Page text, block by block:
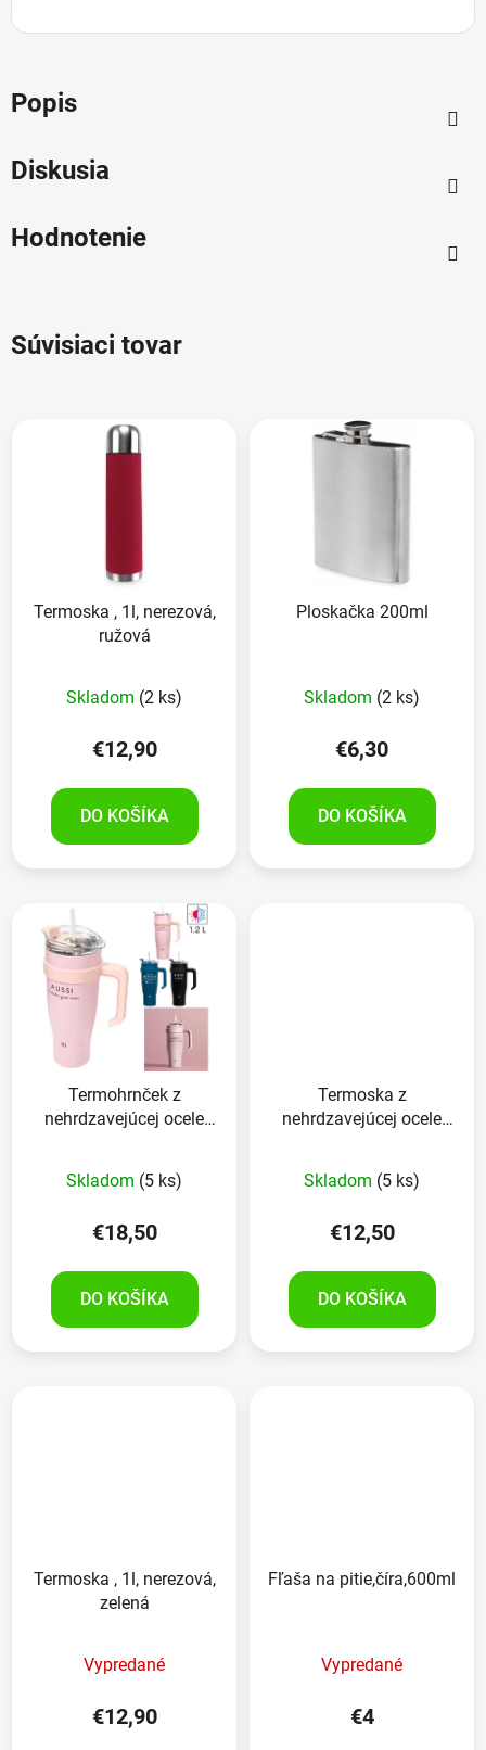
Popis
Diskusia
Hodnotenie
Súvisiaci tovar
Termoska , 1l, nerezová,
ružová
Skladom (2 ks)
€12,90
DO KOŠÍKA
Ploskačka 200ml
Skladom (2 ks)
€6,30
DO KOŠÍKA
Termohrnček z
nehrdzavejúcej ocele
Skladom (5 ks)
€18,50
DO KOŠÍKA
Termoska z
nehrdzavejúcej ocele
Skladom (5 ks)
€12,50
DO KOŠÍKA
Termoska , 1l, nerezová,
zelená
Vypredané
€12,90
Fľaša na pitie,číra,600ml
Vypredané
€4